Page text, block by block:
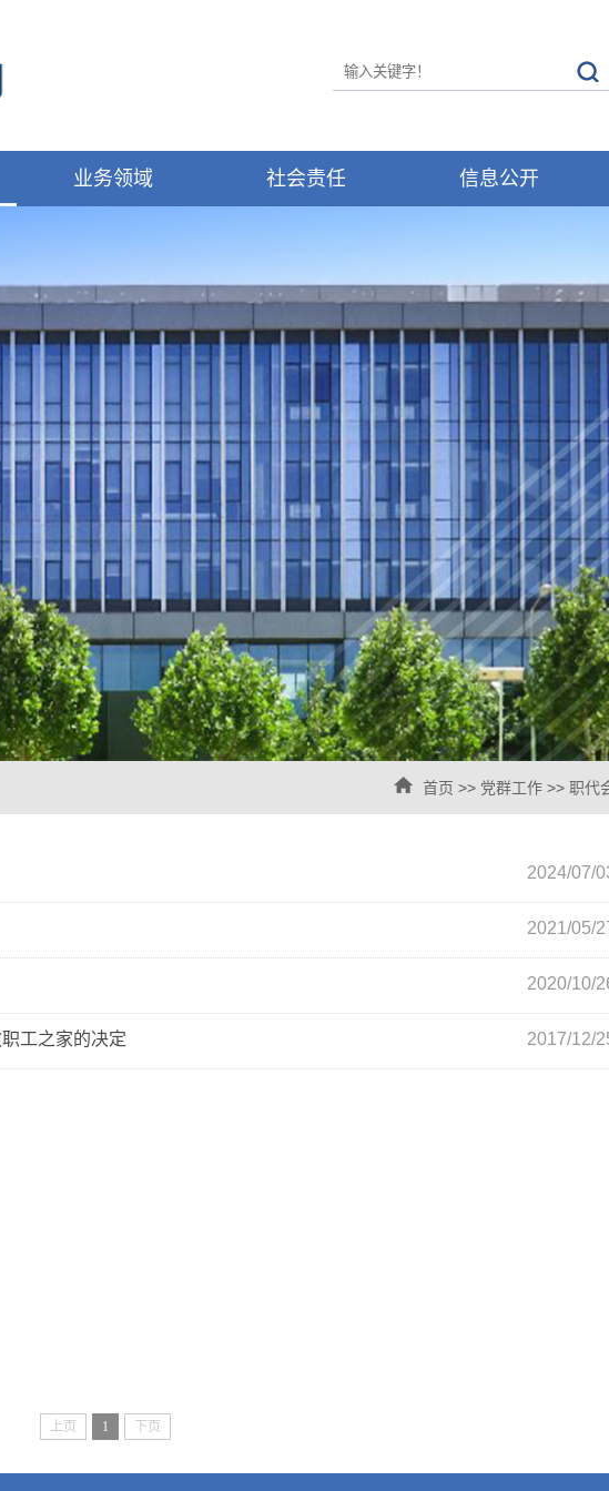
业务领域 社会责任 信息公开
首页 >> 党群工作 >> 职代
2024/07/
2021/05/
2020/10/
工之家的决定 2017/12/
上页 1 下页